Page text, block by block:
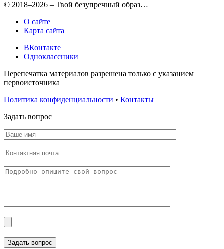
© 2018–2026 – Твой безупречный образ…
О сайте
Карта сайта
ВКонтакте
Одноклассники
Перепечатка материалов разрешена только с указанием
первоисточника
Политика конфиденциальности • Контакты
Задать вопрос